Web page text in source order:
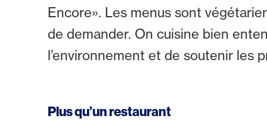
Encore». Les menus sont
de demander. On cuisine bien
l’environnement et de soutenir les
Plus qu’un restaurant